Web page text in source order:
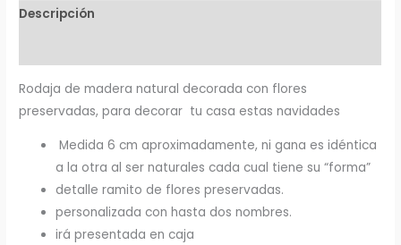
Descripción
Rodaja de madera natural decorada con flores
preservadas, para decorar tu casa estas navidades
Medida 6 cm aproximadamente, ni gana es idéntica
a la otra al ser naturales cada cual tiene su “forma”
detalle ramito de flores preservadas.
personalizada con hasta dos nombres.
irá presentada en caja